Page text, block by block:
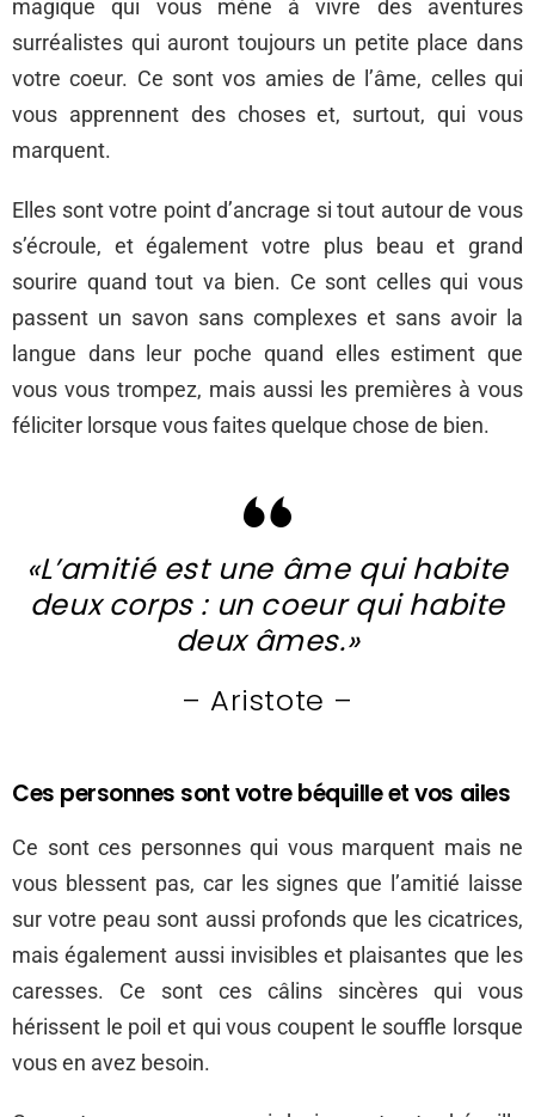
magique qui vous mène à vivre des aventures
surréalistes qui auront toujours un petite place dans
votre coeur. Ce sont vos amies de l’âme, celles qui
vous apprennent des choses et, surtout, qui vous
marquent.
Elles sont votre point d’ancrage si tout autour de vous
s’écroule, et également votre plus beau et grand
sourire quand tout va bien. Ce sont celles qui vous
passent un savon sans complexes et sans avoir la
langue dans leur poche quand elles estiment que
vous vous trompez, mais aussi les premières à vous
féliciter lorsque vous faites quelque chose de bien.
«L’amitié est une âme qui habite
deux corps : un coeur qui habite
deux âmes.»
– Aristote –
Ces personnes sont votre béquille et vos ailes
Ce sont ces personnes qui vous marquent mais ne
vous blessent pas, car les signes que l’amitié laisse
sur votre peau sont aussi profonds que les cicatrices,
mais également aussi invisibles et plaisantes que les
caresses. Ce sont ces câlins sincères qui vous
hérissent le poil et qui vous coupent le souffle lorsque
vous en avez besoin.